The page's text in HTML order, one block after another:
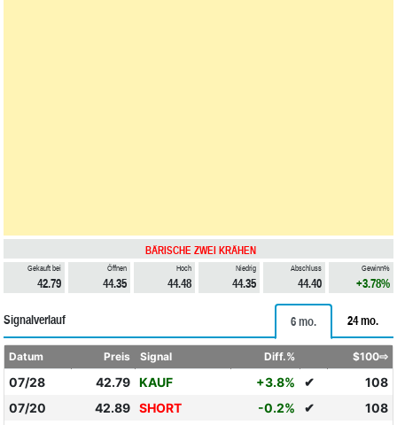
BÄRISCHE ZWEI KRÄHEN
Gekauft bei
42.79
Öffnen
44.35
Hoch
44.48
Niedrig
44.35
Abschluss
44.40
Gewinn%
+3.78%
Signalverlauf 6 mo. 24 mo.
Datum Preis Signal Diff.% $100⇨
07/28 42.79 KAUF +3.8% ✔
108
07/20
42.89 SHORT -0.2% ✔
108